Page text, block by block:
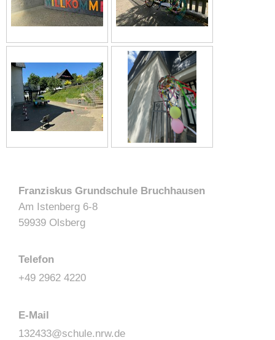
Franziskus Grundschule Bruchhausen
Am Istenberg 6-8
59939 Olsberg
Telefon
+49 2962 4220
E-Mail
132433@schule.nrw.de